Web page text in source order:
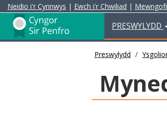
Neidio i'r Cynnwys | Ewch i'r Chwiliad |
Preswylydd
PRESWYLYDD
Preswylydd